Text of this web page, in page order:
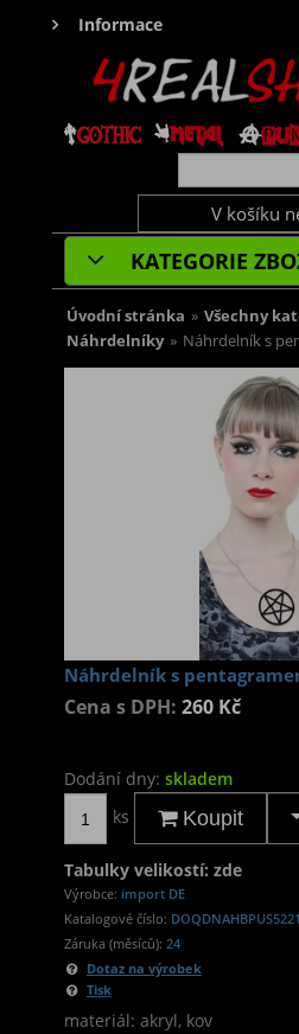
Informace
V košíku
KATEGORIE
Úvodní stránka » Všechny
Náhrdelníky » Náhrdelník s
Náhrdelník s
Cena s DPH: 260 Kč
Dodání dny: skladem
ks
Koupit
Tabulky velikostí: zde
Výrobce: import DE
Katalogové číslo: DOQDNAHBPUS5221
Záruka (měsíců): 24
Dotaz na výrobek
Tisk
materiál: akryl, kov